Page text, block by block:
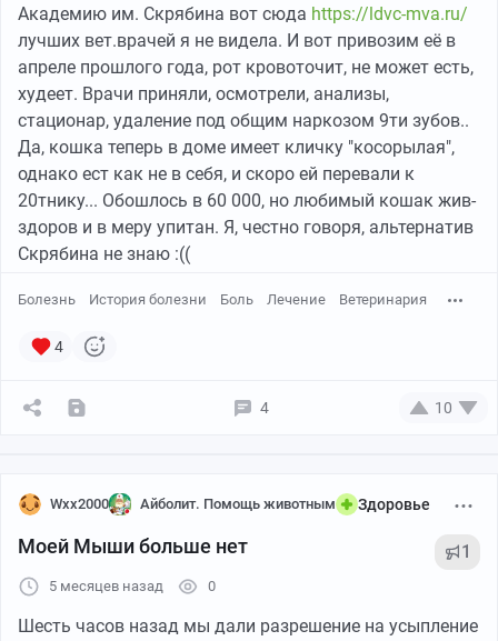
Пикабу● 00:07
добрался до этого экрана и решил ознакомиться таки
Академию им. Скрябина вот сюда https://ldvc-mva.ru/
лучших вет.врачей я не видела. И вот привозим её в
апреле прошлого года, рот кровоточит, не может есть,
худеет. Врачи приняли, осмотрели, анализы,
стационар, удаление под общим наркозом 9ти зубов..
Да, кошка теперь в доме имеет кличку "косорылая",
однако ест как не в себя, и скоро ей перевали к
20тнику... Обошлось в 60 000, но любимый кошак жив-
здоров и в меру упитан. Я, честно говоря, альтернатив
Скрябина не знаю :((
Болезнь История болезни Боль Лечение Ветеринария
4
4 10
Wxx2000 Айболит. Помощь животным Здоровье
Моей Мыши больше нет 1
5 месяцев назад 0
Шесть часов назад мы дали разрешение на усыпление